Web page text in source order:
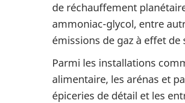
de réchauffement
ammoniac-glycol, entre
émissions de gaz à effet de
Parmi les installations
alimentaire, les arénas et
épiceries de détail et les